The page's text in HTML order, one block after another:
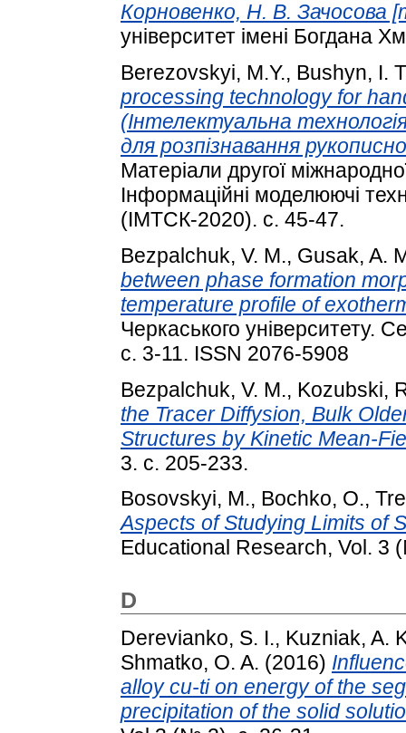
Корновенко, Н. В. Зачосова
університет імені Богдана
Berezovskyi, M.Y., Bushyn, I.
processing technology for
(Інтелектуальна
для розпізнавання
Матеріали другої
Інформаційні моделюючі
(ІМТСК-2020). с. 45-47.
Bezpalchuk, V. M., Gusak, A.
between phase formation
temperature profile of
Черкаського університету.
с. 3-11. ISSN 2076-5908
Bezpalchuk, V. M., Kozubski,
the Tracer Diffysion, Bulk
Structures by Kinetic Mean-
3. с. 205-233.
Bosovskyi, M., Bochko, O.,
Aspects of Studying Limits of
Educational Research, Vol. 3
D
Derevianko, S. I., Kuzniak, A.
Shmatko, O. A. (2016)
alloy cu-ti on energy of the
precipitation of the solid